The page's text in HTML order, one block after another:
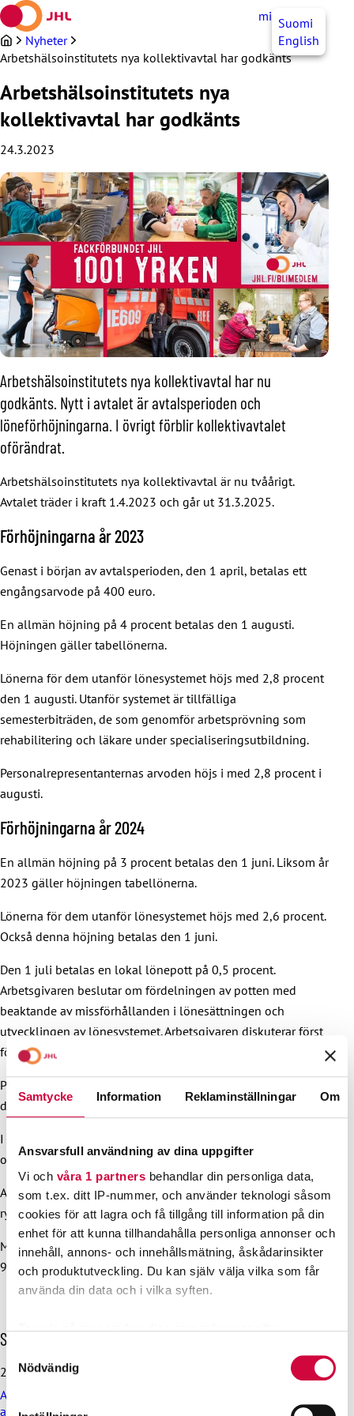
Samtycke Information Reklaminställningar Om
Ansvarsfull användning av dina uppgifter
Vi och våra 1 partners behandlar din personliga data,
som t.ex. ditt IP-nummer, och använder teknologi såsom
cookies för att lagra och få tillgång till information på din
enhet för att kunna tillhandahålla personliga annonser och
innehåll, annons- och innehållsmätning, åskådarinsikter
och produktutveckling. Du kan själv välja vilka som får
använda din data och i vilka syften.
Ta reda på mer om hur dina personliga uppgifter
Du kan ändra eller dra tillbaka ditt samtycke när som
Nödvändig
Hoppa
till
innehållet
mittJHL SV
Suomi
English
Nyheter
Arbetshälsoinstitutets nya kollektivavtal har godkänts
Arbetshälsoinstitutets nya
kollektivavtal har godkänts
24.3.2023
Arbetshälsoinstitutets nya kollektivavtal har nu
godkänts. Nytt i avtalet är avtalsperioden och
löneförhöjningarna. I övrigt förblir kollektivavtalet
oförändrat.
Arbetshälsoinstitutets nya kollektivavtal är nu tvåårigt.
Avtalet träder i kraft 1.4.2023 och går ut 31.3.2025.
Förhöjningarna år 2023
Genast i början av avtalsperioden, den 1 april, betalas ett
engångsarvode på 400 euro.
En allmän höjning på 4 procent betalas den 1 augusti.
Höjningen gäller tabellönerna.
Lönerna för dem utanför lönesystemet höjs med 2,8 procent
den 1 augusti. Utanför systemet är tillfälliga
semesterbiträden, de som genomför arbetsprövning som
rehabilitering och läkare under specialiseringsutbildning.
Personalrepresentanternas arvoden höjs i med 2,8 procent i
augusti.
Förhöjningarna år 2024
En allmän höjning på 3 procent betalas den 1 juni. Liksom år
2023 gäller höjningen tabellönerna.
Lönerna för dem utanför lönesystemet höjs med 2,6 procent.
Också denna höjning betalas den 1 juni.
Den 1 juli betalas en lokal lönepott på 0,5 procent.
Arbetsgivaren beslutar om fördelningen av potten med
beaktande av missförhållanden i lönesättningen och
utvecklingen av lönesystemet. Arbetsgivaren diskuterar först
fördelningen med huvudförtroendemännen.
Personalrepresentanternas arvoden höjs med 2,6 procent
den 1 juni.
I övrigt förblir kollektivavtalet för Arbetshälsoinstitutet
oförändrat.
Avtalsparter utöver fackförbundet JHL är Jyty, FOSU och Sote
ry samt arbetsgivarens representant Hali ry.
Mer information: avtalsexpert Kaisa Palohonka, tfn 046
9213 137
H
o
p
p
a
Senaste nyheterna
29.6.2026
Arbetsdomstolen dömde Helsingfors stad till böter på grund
av brott mot kollektivavtal